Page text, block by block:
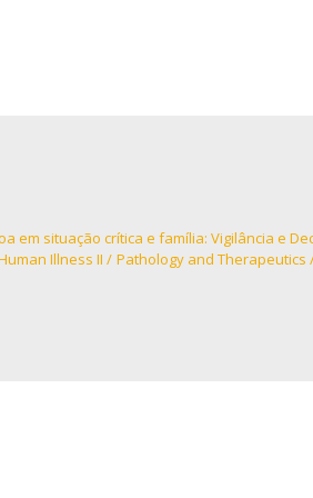
em situação crítica e família: Vigilância e
Illness II Pathology and Therapeutics